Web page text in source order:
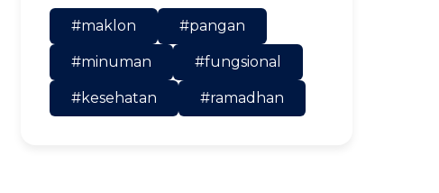
#maklon #pangan
#minuman #fungsional
#kesehatan #ramadhan